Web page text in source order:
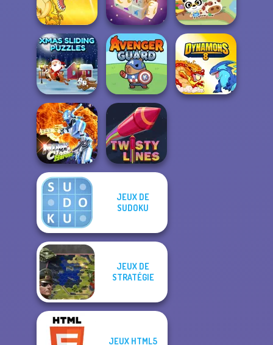
Dynamons 10 Mystic Mahjong Dr. Panda Farm
Xmas Sliding
Puzzles
Avenger Guard
Moon Clash
Heroes
JEUX DE
SUDOKU
JEUX DE
STRATÉGIE
JEUX HTML5